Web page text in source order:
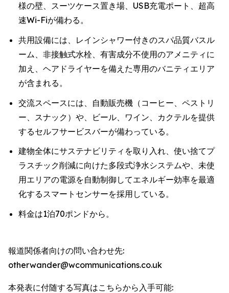
様の壁、スーツケース置き場、USB充電ポート、超高
速Wi-Fiが備わる。
共用設備には、レインシャワー付きのスパ品質バスル
ーム、非接触式水栓、有害成分不使用のアメニティに
加え、ヘアドライヤーを備えた専用のバニティエリア
が含まれる。
交流スペースには、自動販売機（コーヒー、ペストリ
ー、スナック）や、ビール、ワイン、カクテルを提供
するセルフサービスバーが備わっている。
建物全体にサステナビリティを取り入れ、使い捨てプ
ラスチック削減に向けた多段式浄水システムや、未使
用エリアの電源を自動制御してエネルギー効率を最適
化するスマートセンサーを採用している。
料金は1泊70ポンドから。
報道関係者向けの問い合わせ先:
otherwander@wcommunications.co.uk
本発表に付随する写真はこちらから入手可能: